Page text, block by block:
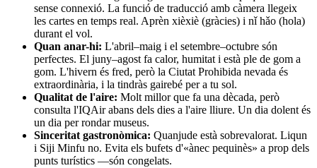
sense connexió. La funció de traducció amb càmera llegeix
les cartes en temps real. Aprèn xièxiè (gràcies) i nǐ hǎo (hola)
durant el vol.
Quan anar-hi: L'abril–maig i el setembre–octubre són
perfectes. El juny–agost fa calor, humitat i està ple de gom a
gom. L'hivern és fred, però la Ciutat Prohibida nevada és
extraordinària, i la tindràs gairebé per a tu sol.
Qualitat de l'aire: Molt millor que fa una dècada, però
consulta l'IQAir abans dels dies a l'aire lliure. Un dia dolent és
un dia per rondar museus.
Sinceritat gastronòmica: Quanjude està sobrevalorat. Liqun
i Siji Minfu no. Evita els bufets d'«ànec pequinès» a prop dels
punts turístics —són congelats.